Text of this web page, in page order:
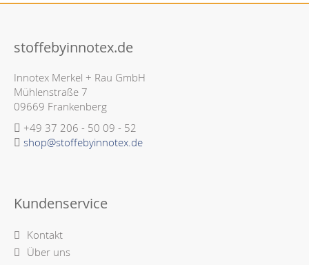
stoffebyinnotex.de
Innotex Merkel + Rau GmbH
Mühlenstraße 7
09669 Frankenberg
+49 37 206 - 50 09 - 52
shop@stoffebyinnotex.de
Kundenservice
Kontakt
Über uns